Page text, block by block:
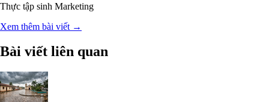
Thực tập sinh Marketing
Xem thêm bài viết →
Bài viết liên quan